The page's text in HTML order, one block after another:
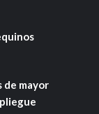
de mayor